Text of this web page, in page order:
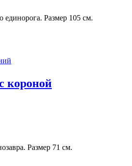
Размер 105 см.
короной
Размер 71 см.